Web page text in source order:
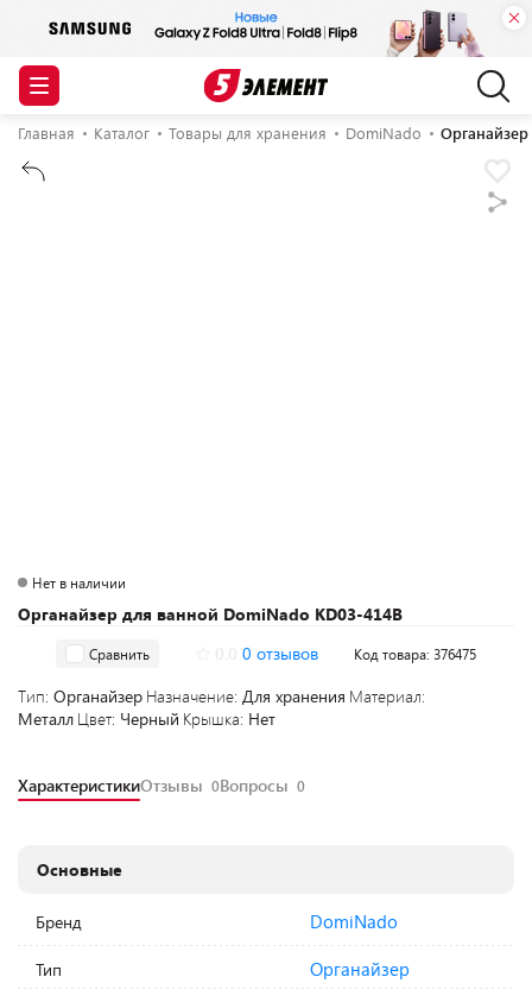
Главная Каталог Товары для хранения DomiNado
Органайзер для ванной DomiNado KD03-414B
Нет в наличии
Сравнить 0 отзывов Код товара: 376475
Тип: Органайзер Назначение: Для хранения Материал:
Металл Цвет: Черный Крышка: Нет
ХарактеристикиОтзывы 0Вопросы 0
Основные
Бренд DomiNado
Тип Органайзер